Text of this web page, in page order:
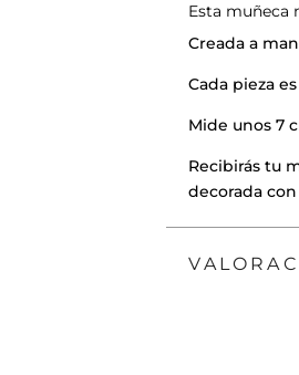
Esta muñeca
Creada a
Cada pieza
Mide unos 7
Recibirás tu
decorada